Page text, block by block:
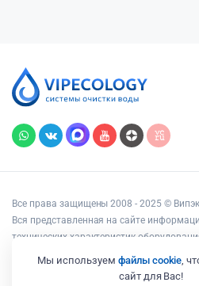
Все права защищены 2008 - 2025 ©
Вся представленная на сайте
технических характеристик
возможностей подключения, наличия
услуг, носит информационный характер
Мы используем файлы cookie,
сайт для Вас!